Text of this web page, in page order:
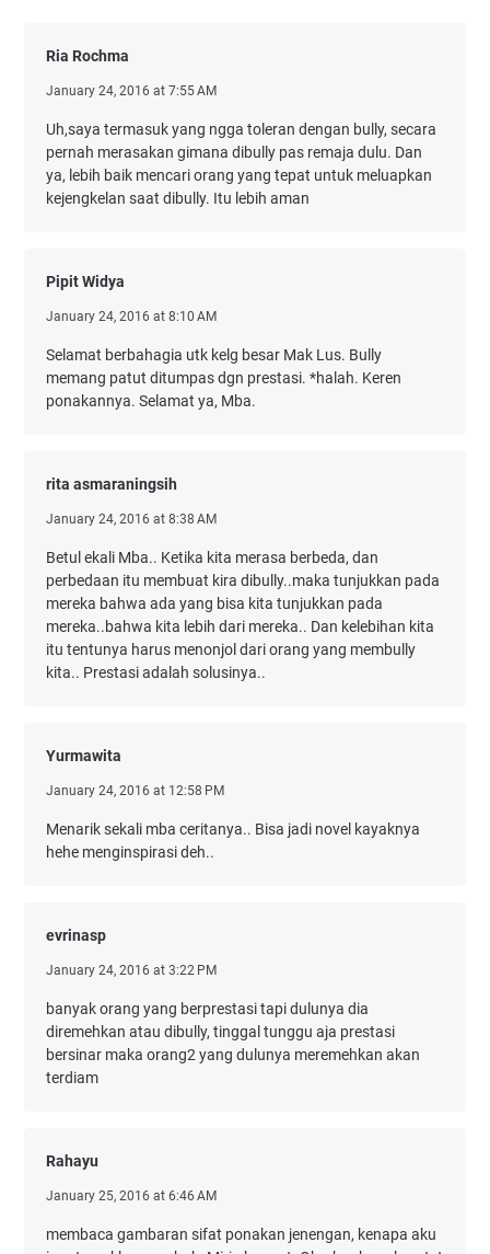
Ria Rochma
January 24, 2016 at 7:55 AM
Uh,saya termasuk yang ngga toleran dengan bully, secara
pernah merasakan gimana dibully pas remaja dulu. Dan
ya, lebih baik mencari orang yang tepat untuk meluapkan
kejengkelan saat dibully. Itu lebih aman
Pipit Widya
January 24, 2016 at 8:10 AM
Selamat berbahagia utk kelg besar Mak Lus. Bully
memang patut ditumpas dgn prestasi. *halah. Keren
ponakannya. Selamat ya, Mba.
rita asmaraningsih
January 24, 2016 at 8:38 AM
Betul ekali Mba.. Ketika kita merasa berbeda, dan
perbedaan itu membuat kira dibully..maka tunjukkan pada
mereka bahwa ada yang bisa kita tunjukkan pada
mereka..bahwa kita lebih dari mereka.. Dan kelebihan kita
itu tentunya harus menonjol dari orang yang membully
kita.. Prestasi adalah solusinya..
Yurmawita
January 24, 2016 at 12:58 PM
Menarik sekali mba ceritanya.. Bisa jadi novel kayaknya
hehe menginspirasi deh..
evrinasp
January 24, 2016 at 3:22 PM
banyak orang yang berprestasi tapi dulunya dia
diremehkan atau dibully, tinggal tunggu aja prestasi
bersinar maka orang2 yang dulunya meremehkan akan
terdiam
Rahayu
January 25, 2016 at 6:46 AM
membaca gambaran sifat ponakan jenengan, kenapa aku